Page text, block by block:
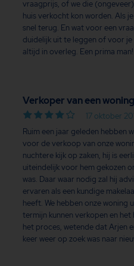
vraagprijs, of we die
huis verkocht kon worden. Als
snel terug. En wat voor een
duidelijk uit te leggen of voor
altijd in overleg. Een prima man!
Verkoper van een
17 oktober
Ruim een jaar geleden hebben
voor de verkoop van onze
nuchtere kijk op zaken, hij is
uiteindelijk voor hem gekozen
was. Daar waar nodig zal hij
ervaren als een kundige
heeft. We hebben onze woning
termijn kunnen verkopen en
het proces, wetende dat Arjen
keer weer op zoek was naar